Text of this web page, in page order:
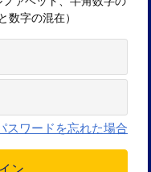
数字の混在）
スワードを忘れた場合